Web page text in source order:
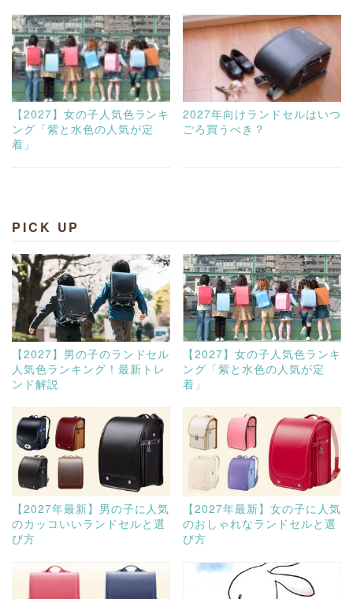
【2027】女の子人気色ランキ
ング「紫と水色の人気が定
着」
2027年向けランドセルはいつ
ごろ買うべき？
PICK UP
【2027】男の子のランドセル
人気色ランキング！最新トレ
ンド解説
【2027】女の子人気色ランキ
ング「紫と水色の人気が定
着」
【2027年最新】男の子に人気
のカッコいいランドセルと選
び方
【2027年最新】女の子に人気
のおしゃれなランドセルと選
び方